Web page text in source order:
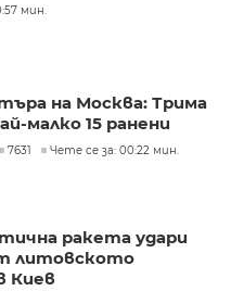
мин.
на Москва: Трима
малко 15 ранени
7631 Чете се за: 00:22 мин.
ракета удари
литовското
Киев